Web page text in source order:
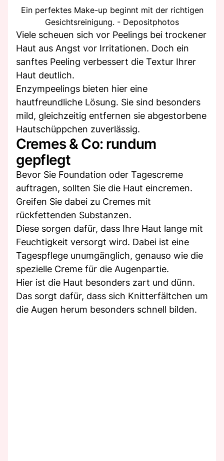
Ein perfektes Make-up beginnt mit der richtigen
Gesichtsreinigung. - Depositphotos
Viele scheuen sich vor Peelings bei trockener
Haut aus Angst vor Irritationen. Doch ein
sanftes Peeling verbessert die Textur Ihrer
Haut deutlich.
Enzympeelings bieten hier eine
hautfreundliche Lösung. Sie sind besonders
mild, gleichzeitig entfernen sie abgestorbene
Hautschüppchen zuverlässig.
Cremes & Co: rundum
gepflegt
Bevor Sie Foundation oder Tagescreme
auftragen, sollten Sie die Haut eincremen.
Greifen Sie dabei zu Cremes mit
rückfettenden Substanzen.
Diese sorgen dafür, dass Ihre Haut lange mit
Feuchtigkeit versorgt wird. Dabei ist eine
Tagespflege unumgänglich, genauso wie die
spezielle Creme für die Augenpartie.
Hier ist die Haut besonders zart und dünn.
Das sorgt dafür, dass sich Knitterfältchen um
die Augen herum besonders schnell bilden.